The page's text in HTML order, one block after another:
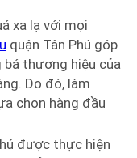
xa lạ với mọi
quận Tân Phú góp
bá thương hiệu của
Do đó, làm
chọn hàng đầu
được thực hiện